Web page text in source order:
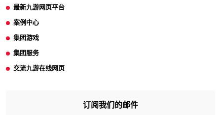
最新九游网页平台
案例中心
集团游戏
集团服务
交流九游在线网页
订阅我们的邮件